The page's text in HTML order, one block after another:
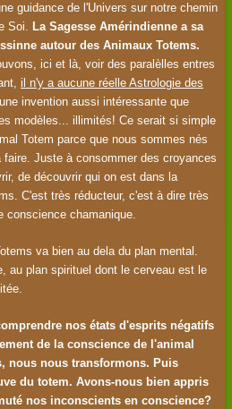
guidance de l'Univers sur notre chemin
Soi. La Sagesse Amérindienne a sa
autour des Animaux Totems.
ici et là, voir des paralèlles entres
il n'y a aucune réelle Astrologie des
invention aussi intéressante que
modèles... illimités! Ce serait si simple
Totem parce que nous sommes nés
Juste à consommer des croyances
de découvrir qui on est dans la
C'est très réducteur, c'est à dire très
conscience chamanique.
va bien au dela du plan mental.
au plan spirituel dont le cerveau est le
nos états d'esprits négatifs
de la conscience de l'animal
nous nous transformons. Puis
du totem. Avons-nous bien appris
nos inconscients en conscience?